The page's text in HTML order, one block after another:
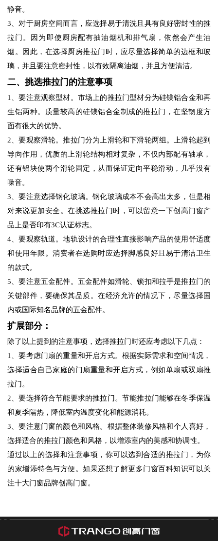
静音。
3、对于厨房空间而言，应选择易于清洗且具有良好密封性的推
拉门。因为即使厨房配有抽油烟机和排气扇，依然会产生油
烟。因此，在选择厨房推拉门时，应尽量选择简单的边框和玻
璃，并且要注意密封性，以有效隔离油烟，并且方便清洁。
二、挑选推拉门的注意事项
1、要注意观察型材。市场上的推拉门型材分为硅镁铝合金和再
生铝两种。质量较高的硅镁铝合金制成的推拉门，在坚韧度方
面有很大的优势。
2、要观察滑轮。推拉门分为上滑轮和下滑轮两组。上滑轮起到
导向作用，优质的上滑轮结构相对复杂，不仅内部配有轴承，
还有铝块使两个滑轮固定，从而保证定向平稳滑动，几乎没有
噪音。
3、要注意选择钢化玻璃。钢化玻璃成本不会高出太多，但是相
对来说更加安全。在挑选推拉门时，可以留意一下创高门窗产
品上是否印有3C认证标志。
4、要观察轨道。地轨设计的合理性直接影响产品的使用舒适度
和使用年限。消费者在选购时应选择脚感良好且易于清洁卫生
的款式。
5、要注意五金配件。五金配件如滑轮、锁扣和拉手是推拉门的
关键部件，要确保其品质。在经济允许的情况下，尽量选择国
内或国际知名品牌的五金配件。
扩展部分：
除了以上提到的注意事项，选择推拉门时还应考虑以下几点：
1、要考虑门扇的重量和开启方式。根据实际需求和空间情况，
选择适合自己家庭的门扇重量和开启方式，例如单扇或双扇推
拉门。
2、要选择符合节能要求的推拉门。节能推拉门能够在冬季保温
和夏季隔热，降低室内温度变化和能源消耗。
3、要注意门窗的颜色和风格。根据整体装修风格和个人喜好，
选择适合的推拉门颜色和风格，以增添室内的美感和协调性。
通过以上的选择和注意事项，你可以选到合适的推拉门，为你
的家增添特色与方便。如果还想了解更多门窗百科知识可以关
注十大门窗品牌创高门窗。